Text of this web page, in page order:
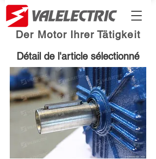
Der Motor Ihrer Tätigkeit
Détail de l'article sélectionné